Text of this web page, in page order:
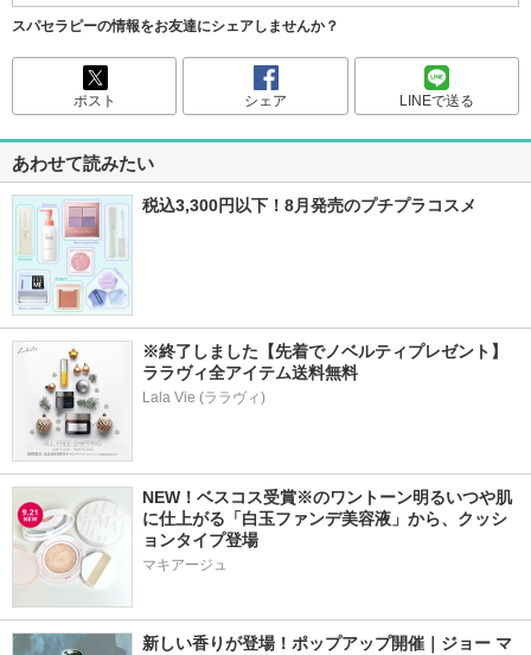
スパセラピーの情報をお友達にシェアしませんか？
ポスト シェア LINEで送る
あわせて読みたい
税込3,300円以下！8月発売のプチプラコスメ
※終了しました【先着でノベルティプレゼント】
ララヴィ全アイテム送料無料
Lala Vie (ララヴィ)
NEW！ベスコス受賞※のワントーン明るいつや肌
に仕上がる「白玉ファンデ美容液」から、クッシ
ョンタイプ登場
マキアージュ
新しい香りが登場！ポップアップ開催｜ジョー マ